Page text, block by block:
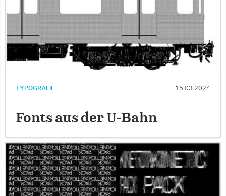
TYPOGRAFIE 15.03.2024
Fonts aus der U-Bahn